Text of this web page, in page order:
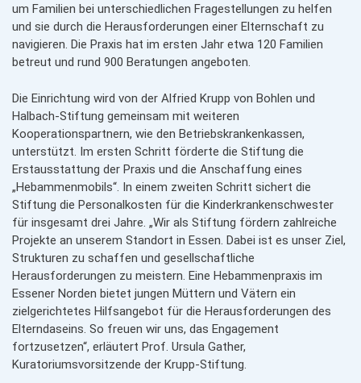
um Familien bei unterschiedlichen Fragestellungen zu helfen
und sie durch die Herausforderungen einer Elternschaft zu
navigieren. Die Praxis hat im ersten Jahr etwa 120 Familien
betreut und rund 900 Beratungen angeboten.
Die Einrichtung wird von der Alfried Krupp von Bohlen und
Halbach-Stiftung gemeinsam mit weiteren
Kooperationspartnern, wie den Betriebskrankenkassen,
unterstützt. Im ersten Schritt förderte die Stiftung die
Erstausstattung der Praxis und die Anschaffung eines
„Hebammenmobils“. In einem zweiten Schritt sichert die
Stiftung die Personalkosten für die Kinderkrankenschwester
für insgesamt drei Jahre. „Wir als Stiftung fördern zahlreiche
Projekte an unserem Standort in Essen. Dabei ist es unser Ziel,
Strukturen zu schaffen und gesell­schaft­liche
Herausforderungen zu meistern. Eine Hebammen­praxis im
Essener Norden bietet jungen Müttern und Vätern ein
zielgerichtetes Hilfs­angebot für die Herausforderungen des
Elterndaseins. So freuen wir uns, das Engagement
fortzusetzen“, erläutert Prof. Ursula Gather,
Kuratoriumsvorsitzende der Krupp-Stiftung.